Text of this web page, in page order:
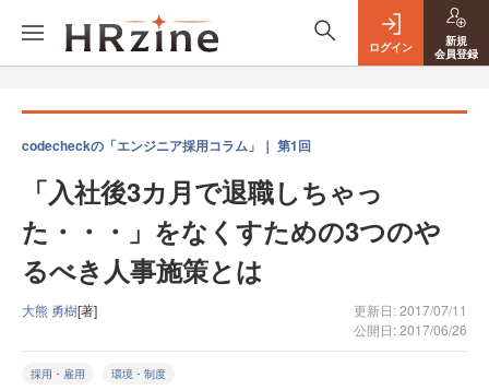
ログイン
新規
会員登録
codecheckの「エンジニア採用コラム」｜ 第1回
「入社後3カ月で退職しちゃっ
た・・・」をなくすための3つのや
るべき人事施策とは
大熊 勇樹[著]
更新日: 2017/07/11
公開日: 2017/06/26
採用・雇用 環境・制度